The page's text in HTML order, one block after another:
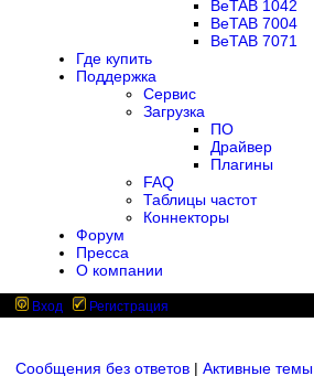
BeTAB 1042
BeTAB 7004
BeTAB 7071
Где купить
Поддержка
Сервис
Загрузка
ПО
Драйвер
Плагины
FAQ
Таблицы частот
Коннекторы
Форум
Пресса
О компании
Вход Регистрация
Сообщения без ответов | Активные темы